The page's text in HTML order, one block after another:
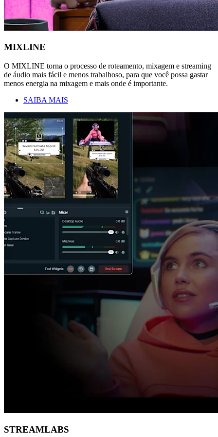
MIXLINE
O MIXLINE torna o processo de roteamento, mixagem e streaming
de áudio mais fácil e menos trabalhoso, para que você possa gastar
menos energia na mixagem e mais onde é importante.
SAIBA MAIS
STREAMLABS